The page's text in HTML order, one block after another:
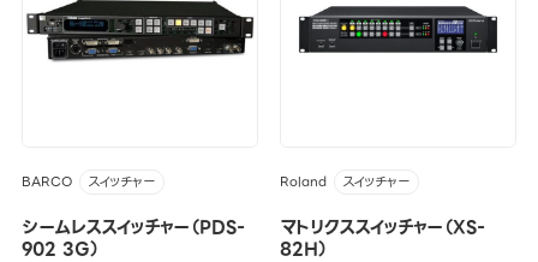
BARCO スイッチャー
シームレススイッチャー（PDS-
902 3G）
Roland スイッチャー
マトリクススイッチャー（XS-
82H）